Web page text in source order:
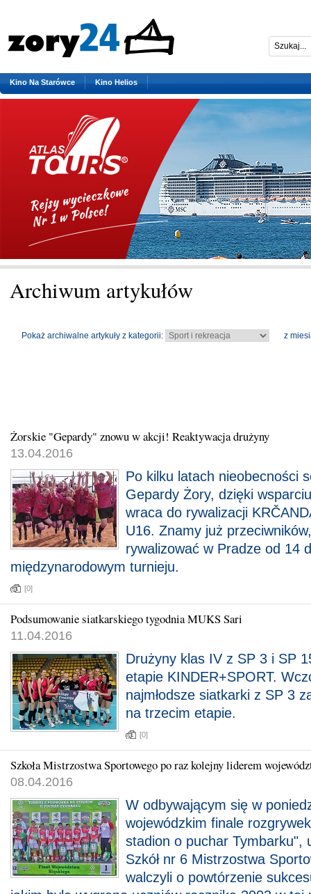
Kino Na Starówce Kino Helios
Archiwum artykułów
Pokaż archiwalne artykuły z kategorii: z
Żorskie "Gepardy" znowu w akcji! Reaktywacja drużyny
13.04.2016
Po kilku latach nieobecności
Gepardy Żory, dzięki
wraca do rywalizacji
U16. Znamy już
rywalizować w Pradze od 14
międzynarodowym turnieju.
[0]
Podsumowanie siatkarskiego tygodnia MUKS Sari
11.04.2016
Drużyny klas IV z SP 3 i SP
etapie KINDER+SPORT.
najmłodsze siatkarki z SP 3
na trzecim etapie.
[0]
Szkoła Mistrzostwa Sportowego po raz kolejny liderem
08.04.2016
W odbywającym się w
wojewódzkim finale
stadion o puchar Tymbarku",
Szkół nr 6 Mistrzostwa
walczyli o powtórzenie